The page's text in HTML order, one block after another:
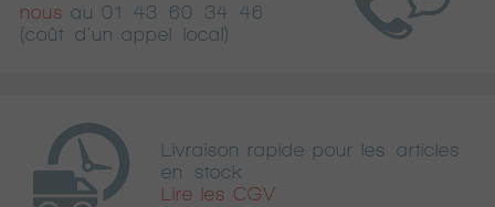
nous au 01 43 60 34 46
(coût d'un appel local)
Livraison rapide pour les articles
en stock
Lire les CGV